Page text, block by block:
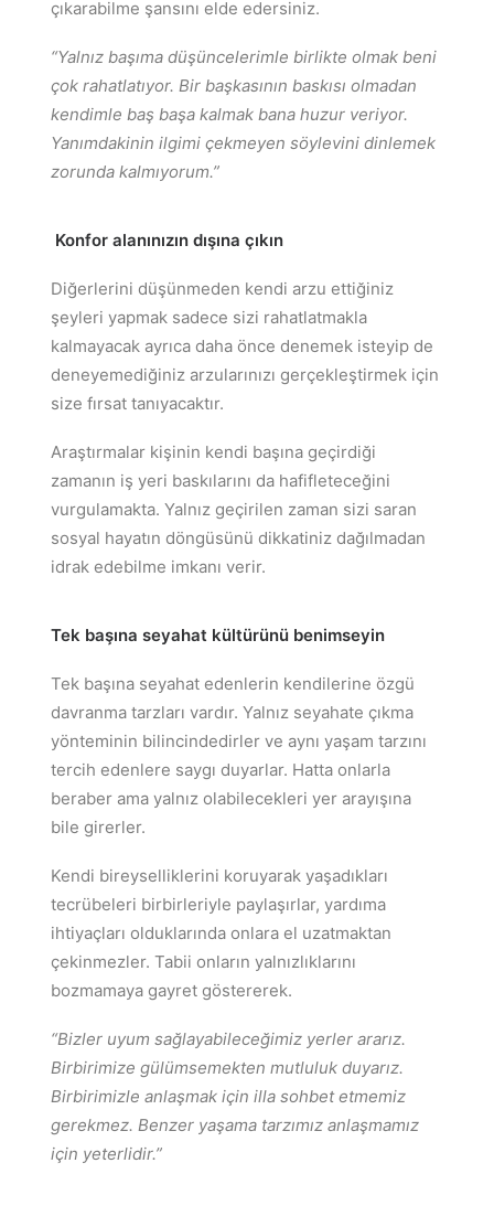
çıkarabilme şansını elde edersiniz.
“Yalnız başıma düşüncelerimle birlikte olmak beni
çok rahatlatıyor. Bir başkasının baskısı olmadan
kendimle baş başa kalmak bana huzur veriyor.
Yanımdakinin ilgimi çekmeyen söylevini dinlemek
zorunda kalmıyorum.”
Konfor alanınızın dışına çıkın
Diğerlerini düşünmeden kendi arzu ettiğiniz
şeyleri yapmak sadece sizi rahatlatmakla
kalmayacak ayrıca daha önce denemek isteyip de
deneyemediğiniz arzularınızı gerçekleştirmek için
size fırsat tanıyacaktır.
Araştırmalar kişinin kendi başına geçirdiği
zamanın iş yeri baskılarını da hafifleteceğini
vurgulamakta. Yalnız geçirilen zaman sizi saran
sosyal hayatın döngüsünü dikkatiniz dağılmadan
idrak edebilme imkanı verir.
Tek başına seyahat kültürünü benimseyin
Tek başına seyahat edenlerin kendilerine özgü
davranma tarzları vardır. Yalnız seyahate çıkma
yönteminin bilincindedirler ve aynı yaşam tarzını
tercih edenlere saygı duyarlar. Hatta onlarla
beraber ama yalnız olabilecekleri yer arayışına
bile girerler.
Kendi bireyselliklerini koruyarak yaşadıkları
tecrübeleri birbirleriyle paylaşırlar, yardıma
ihtiyaçları olduklarında onlara el uzatmaktan
çekinmezler. Tabii onların yalnızlıklarını
bozmamaya gayret göstererek.
“Bizler uyum sağlayabileceğimiz yerler ararız.
Birbirimize gülümsemekten mutluluk duyarız.
Birbirimizle anlaşmak için illa sohbet etmemiz
gerekmez. Benzer yaşama tarzımız anlaşmamız
için yeterlidir.”